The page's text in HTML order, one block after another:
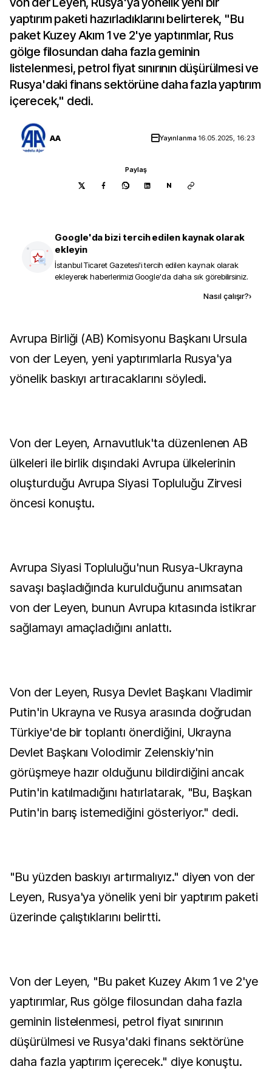
yaptırım paketi hazırladıklarını belirterek, "Bu
paket Kuzey Akım 1 ve 2'ye yaptırımlar, Rus
gölge filosundan daha fazla geminin
listelenmesi, petrol fiyat sınırının düşürülmesi ve
Rusya'daki finans sektörüne daha fazla yaptırım
içerecek," dedi.
AA Yayınlanma 16.05.2025, 16:23
Paylaş
N
Google'da bizi tercih edilen kaynak olarak
ekleyin
İstanbul Ticaret Gazetesi'i tercih edilen kaynak olarak
ekleyerek haberlerimizi Google'da daha sık görebilirsiniz.
Nasıl çalışır?›
Avrupa Birliği (AB) Komisyonu Başkanı Ursula
von der Leyen, yeni yaptırımlarla Rusya'ya
yönelik baskıyı artıracaklarını söyledi.
Von der Leyen, Arnavutluk'ta düzenlenen AB
ülkeleri ile birlik dışındaki Avrupa ülkelerinin
oluşturduğu Avrupa Siyasi Topluluğu Zirvesi
öncesi konuştu.
Avrupa Siyasi Topluluğu'nun Rusya-Ukrayna
savaşı başladığında kurulduğunu anımsatan
von der Leyen, bunun Avrupa kıtasında istikrar
sağlamayı amaçladığını anlattı.
Von der Leyen, Rusya Devlet Başkanı Vladimir
Putin'in Ukrayna ve Rusya arasında doğrudan
Türkiye'de bir toplantı önerdiğini, Ukrayna
Devlet Başkanı Volodimir Zelenskiy'nin
görüşmeye hazır olduğunu bildirdiğini ancak
Putin'in katılmadığını hatırlatarak, "Bu, Başkan
Putin'in barış istemediğini gösteriyor." dedi.
"Bu yüzden baskıyı artırmalıyız." diyen von der
Leyen, Rusya'ya yönelik yeni bir yaptırım paketi
üzerinde çalıştıklarını belirtti.
Von der Leyen, "Bu paket Kuzey Akım 1 ve 2'ye
yaptırımlar, Rus gölge filosundan daha fazla
geminin listelenmesi, petrol fiyat sınırının
düşürülmesi ve Rusya'daki finans sektörüne
daha fazla yaptırım içerecek." diye konuştu.